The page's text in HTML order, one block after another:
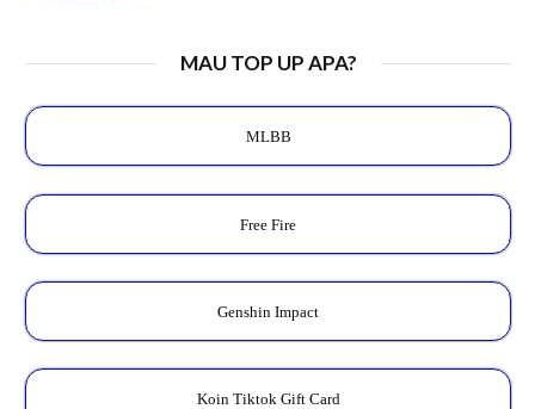
MAU TOP UP APA?
MLBB
Free Fire
Genshin Impact
Koin Tiktok Gift Card